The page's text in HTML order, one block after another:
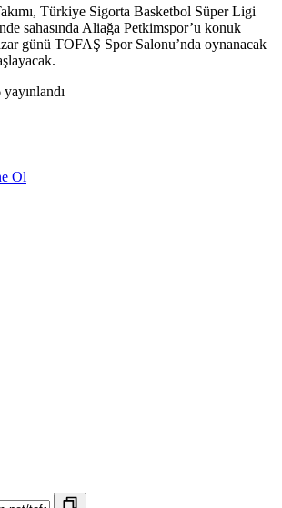
coğrafi işaretli Kamber Biberi hasadı
Türkiye Sigorta Basketbol Süper Ligi
sahasında Aliağa Petkimspor’u konuk
günü TOFAŞ Spor Salonu’nda oynanacak
yayınlandı
Ol